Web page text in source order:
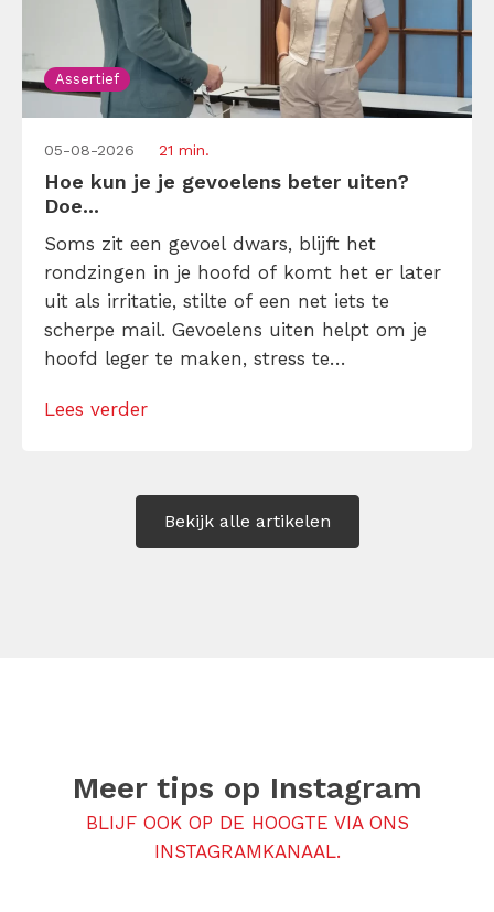
Assertief
05-08-2026 21 min.
Hoe kun je je gevoelens beter uiten?
Doe...
Soms zit een gevoel dwars, blijft het
rondzingen in je hoofd of komt het er later
uit als irritatie, stilte of een net iets te
scherpe mail. Gevoelens uiten helpt om je
hoofd leger te maken, stress te
Maar hoe doe je dat zonder drama, verwijt
Lees verder
Bekijk alle artikelen
Meer tips op Instagram
BLIJF OOK OP DE HOOGTE VIA ONS
INSTAGRAMKANAAL.